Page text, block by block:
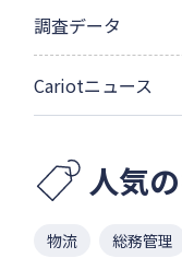
調査データ
Cariotニュース
人気
物流 総務管理